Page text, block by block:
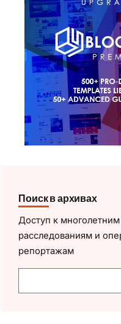
Поиск в архивах
Доступ к
расследованиям и
репортажам
о